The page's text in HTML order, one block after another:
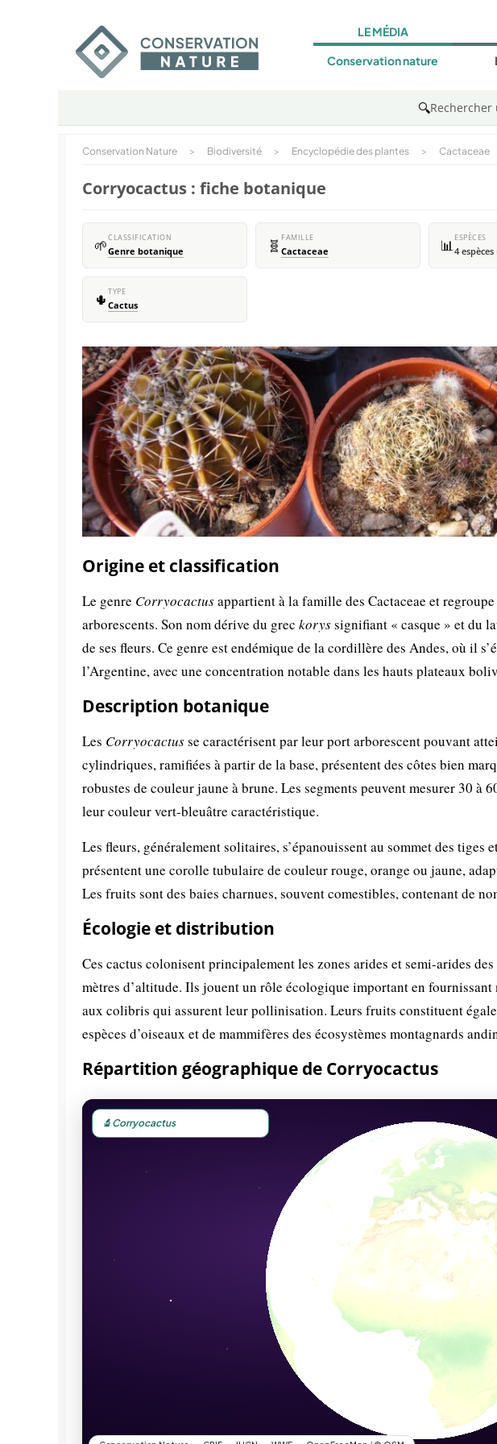
LE MÉDIA
Conservation nature
🔍
Conservation Nature > Biodiversité > Encyclopédie des plantes > Cactaceae
Corryocactus : fiche botanique
🌱CLASSIFICATION
Genre botanique 🧬 FAMILLE
Cactaceae 📊 ESPÈCES
4
🌵 TYPE
Cactus
Origine et classification
Le genre Corryocactusappartient à la famille des Cactaceae et
arborescents. Son nom dérive du grec koryssignifiant « casque » et du
de ses fleurs. Ce genre est endémique de la cordillère des Andes, où il
l’Argentine, avec une concentration notable dans les hauts plateaux
Description botanique
Les Corryocactusse caractérisent par leur port arborescent pouvant
cylindriques, ramifiées à partir de la base, présentent des côtes bien
robustes de couleur jaune à brune. Les segments peuvent mesurer 30 à
leur couleur vert-bleuâtre caractéristique.
Les fleurs, généralement solitaires, s’épanouissent au sommet des tiges
présentent une corolle tubulaire de couleur rouge, orange ou jaune,
Les fruits sont des baies charnues, souvent comestibles, contenant de
Écologie et distribution
Ces cactus colonisent principalement les zones arides et semi-arides
mètres d’altitude. Ils jouent un rôle écologique important en
aux colibris qui assurent leur pollinisation. Leurs fruits constituent
espèces d’oiseaux et de mammifères des écosystèmes montagnards
Répartition géographique de Corryocactus